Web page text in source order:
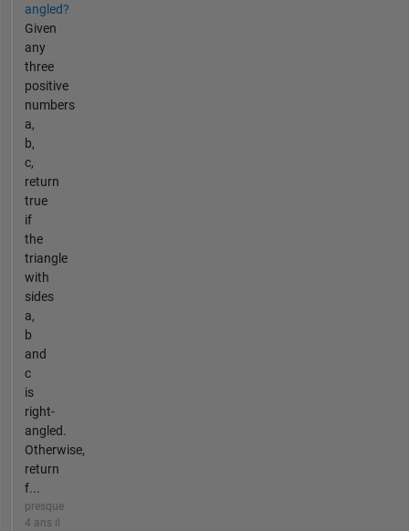
angled?
Given
any
three
positive
numbers
a,
b,
c,
return
true
if
the
triangle
with
sides
a,
b
and
c
is
right-
angled.
Otherwise,
return
f...
presque
4 ans il